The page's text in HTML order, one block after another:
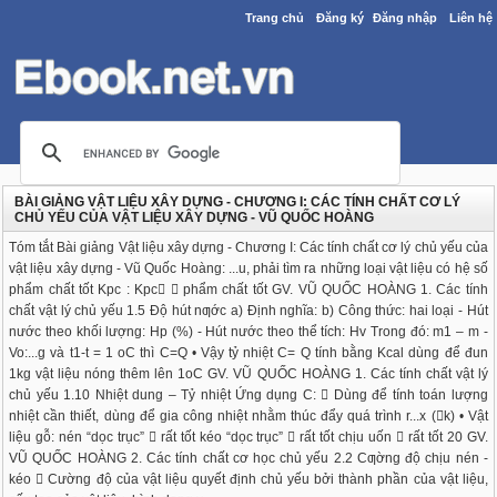
Trang chủ Đăng ký Đăng nhập Liên hệ
BÀI GIẢNG VẬT LIỆU XÂY DỰNG - CHƯƠNG I: CÁC TÍNH CHẤT CƠ LÝ
CHỦ YẾU CỦA VẬT LIỆU XÂY DỰNG - VŨ QUỐC HOÀNG
Tóm tắt Bài giảng Vật liệu xây dựng - Chương I: Các tính chất cơ lý chủ yếu của
vật liệu xây dựng - Vũ Quốc Hoàng: ...u, phải tìm ra những loại vật liệu có hệ số
phẩm chất tốt Kpc : Kpc  phẩm chất tốt GV. VŨ QUỐC HOÀNG 1. Các tính
chất vật lý chủ yếu 1.5 Độ hút nƣớc a) Định nghĩa: b) Công thức: hai loại - Hút
nước theo khối lượng: Hp (%) - Hút nước theo thể tích: Hv Trong đó: m1 – m -
Vo:...g và t1-t = 1 oC thì C=Q • Vậy tỷ nhiệt C= Q tính bằng Kcal dùng để đun
1kg vật liệu nóng thêm lên 1oC GV. VŨ QUỐC HOÀNG 1. Các tính chất vật lý
chủ yếu 1.10 Nhiệt dung – Tỷ nhiệt Ứng dụng C:  Dùng để tính toán lượng
nhiệt cần thiết, dùng để gia công nhiệt nhằm thúc đẩy quá trình r...x (k) • Vật
liệu gỗ: nén “dọc trục”  rất tốt kéo “dọc trục”  rất tốt chịu uốn  rất tốt 20 GV.
VŨ QUỐC HOÀNG 2. Các tính chất cơ học chủ yếu 2.2 Cƣờng độ chịu nén -
kéo  Cường độ của vật liệu quyết định chủ yếu bởi thành phần của vật liệu,